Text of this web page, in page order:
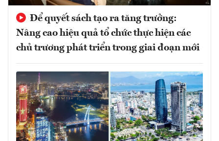
Để quyết sách tạo ra tăng trưởng:
Nâng cao hiệu quả tổ chức thực hiện các
chủ trương phát triển trong giai đoạn mới